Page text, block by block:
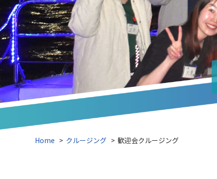
Home > クルージング > 歓迎会クルージング